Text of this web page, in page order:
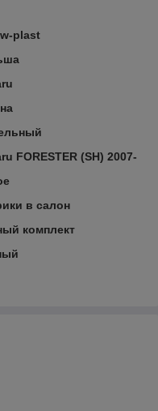
plast
FORESTER (SH) 2007-
в салон
комплект